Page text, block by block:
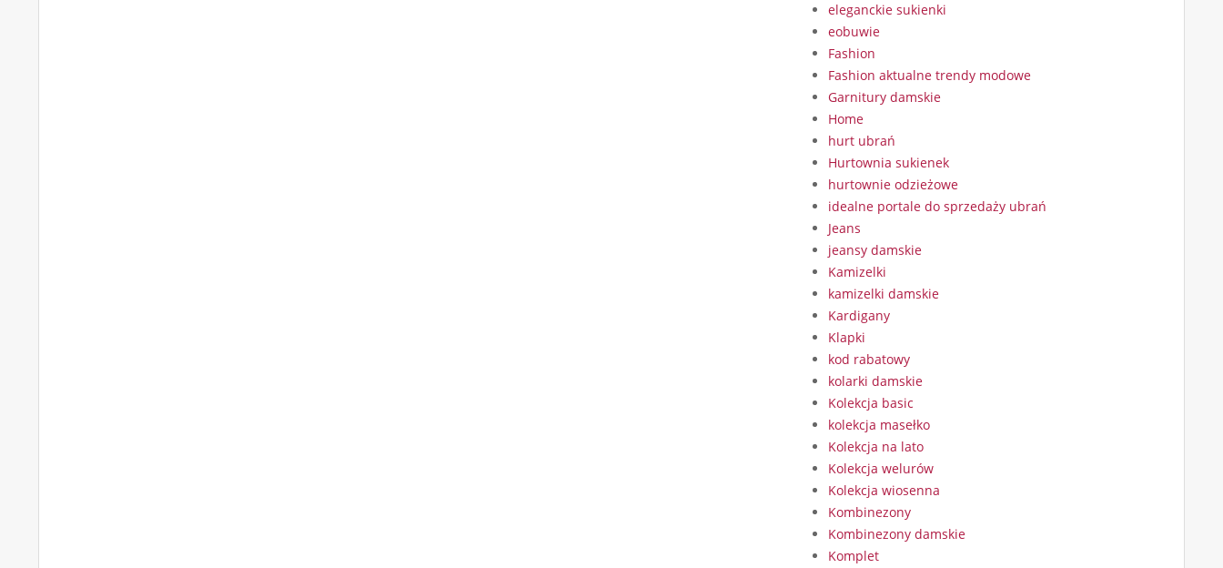
eleganckie sukienki
eobuwie
Fashion
Fashion aktualne trendy modowe
Garnitury damskie
Home
hurt ubrań
Hurtownia sukienek
hurtownie odzieżowe
idealne portale do sprzedaży ubrań
Jeans
jeansy damskie
Kamizelki
kamizelki damskie
Kardigany
Klapki
kod rabatowy
kolarki damskie
Kolekcja basic
kolekcja masełko
Kolekcja na lato
Kolekcja welurów
Kolekcja wiosenna
Kombinezony
Kombinezony damskie
Komplet